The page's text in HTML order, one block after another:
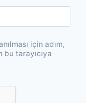
için adım,
tarayıcıya